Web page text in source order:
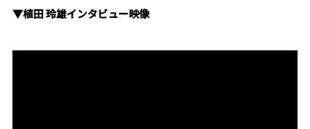
▼植田 玲雄インタビュー映像